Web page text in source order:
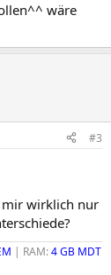
wäre
#3
mir wirklich nur
| RAM:4 GB MDT